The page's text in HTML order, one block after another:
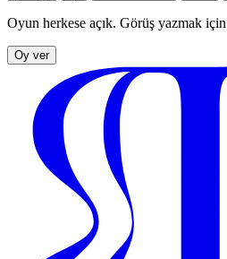
Oyun herkese açık. Görüş yazmak için
Oy ver